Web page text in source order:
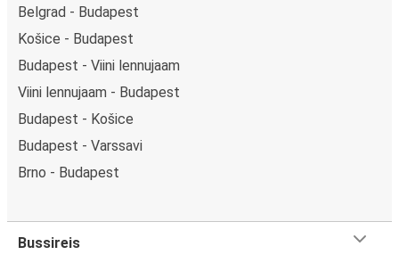
Belgrad - Budapest
Košice - Budapest
Budapest - Viini lennujaam
Viini lennujaam - Budapest
Budapest - Košice
Budapest - Varssavi
Brno - Budapest
Bussireis